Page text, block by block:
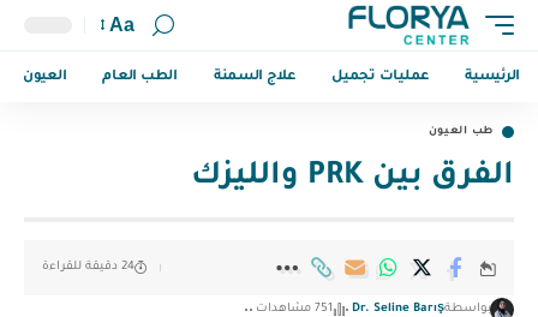
Aa
الرئيسية عمليات تجميل علاج السمنة الطب العام العيون
طب العيون
الفرق بين PRK والليزك
بواسطةDr. Seline Barış 751 مشاهدات
24 دقيقة للقراءة